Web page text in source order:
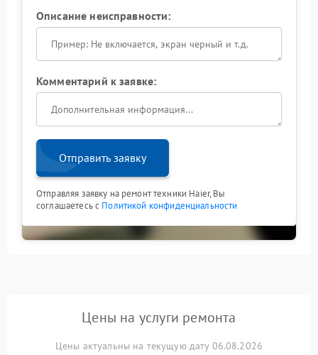
Описание неисправности:
Комментарий к заявке:
Отправить заявку
Отправляя заявку на ремонт техники Haier, Вы
соглашаетесь с Политикой конфиденциальности
Цены на услуги ремонта
Цены актуальны на текущую дату 06.08.2026